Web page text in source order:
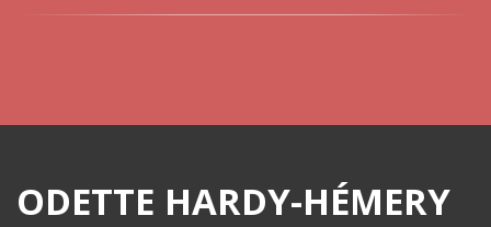
ODETTE HARDY-HÉMERY